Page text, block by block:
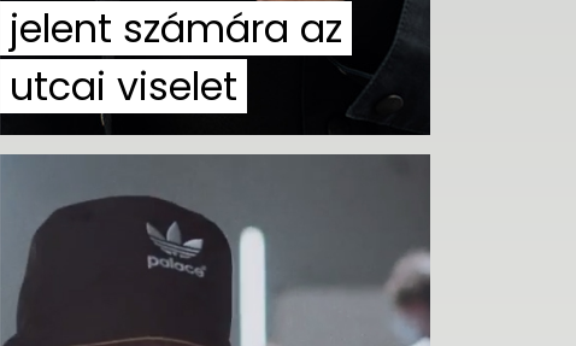
jelent számára az
utcai viselet